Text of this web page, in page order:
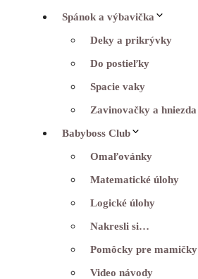
Spánok a výbavička
Deky a prikrývky
Do postieľky
Spacie vaky
Zavinovačky a hniezda
Babyboss Club
Omaľovánky
Matematické úlohy
Logické úlohy
Nakresli si…
Pomôcky pre mamičky
Video návody